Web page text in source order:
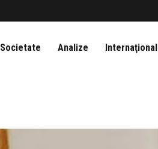
Societate Analize Internaţional